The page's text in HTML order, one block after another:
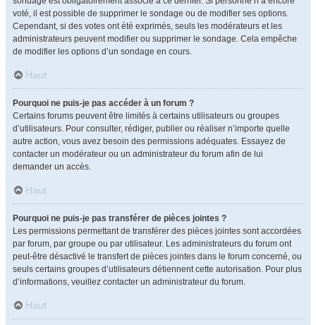
voté, il est possible de supprimer le sondage ou de modifier ses options.
Cependant, si des votes ont été exprimés, seuls les modérateurs et les
administrateurs peuvent modifier ou supprimer le sondage. Cela empêche
de modifier les options d’un sondage en cours.
Haut
Pourquoi ne puis-je pas accéder à un forum ?
Certains forums peuvent être limités à certains utilisateurs ou groupes
d’utilisateurs. Pour consulter, rédiger, publier ou réaliser n’importe quelle
autre action, vous avez besoin des permissions adéquates. Essayez de
contacter un modérateur ou un administrateur du forum afin de lui
demander un accès.
Haut
Pourquoi ne puis-je pas transférer de pièces jointes ?
Les permissions permettant de transférer des pièces jointes sont accordées
par forum, par groupe ou par utilisateur. Les administrateurs du forum ont
peut-être désactivé le transfert de pièces jointes dans le forum concerné, ou
seuls certains groupes d’utilisateurs détiennent cette autorisation. Pour plus
d’informations, veuillez contacter un administrateur du forum.
Haut